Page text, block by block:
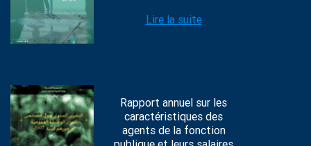
Lire la suite
Rapport annuel sur les
caractéristiques des
agents de la fonction